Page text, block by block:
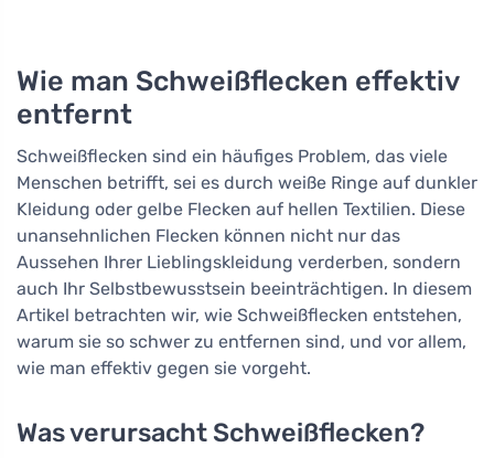
Wie man Schweißflecken effektiv
entfernt
Schweißflecken sind ein häufiges Problem, das viele
Menschen betrifft, sei es durch weiße Ringe auf dunkler
Kleidung oder gelbe Flecken auf hellen Textilien. Diese
unansehnlichen Flecken können nicht nur das
Aussehen Ihrer Lieblingskleidung verderben, sondern
auch Ihr Selbstbewusstsein beeinträchtigen. In diesem
Artikel betrachten wir, wie Schweißflecken entstehen,
warum sie so schwer zu entfernen sind, und vor allem,
wie man effektiv gegen sie vorgeht.
Was verursacht Schweißflecken?